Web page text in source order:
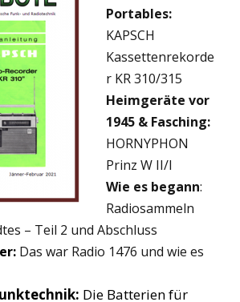
Portables:
KAPSCH
Kassettenrekorde
r KR 310/315
Heimgeräte vor
1945 & Fasching:
HORNYPHON
Prinz W II/I
Wie es begann:
Radiosammeln
– Teil 2 und Abschluss
Das war Radio 1476 und wie es
Die Batterien für